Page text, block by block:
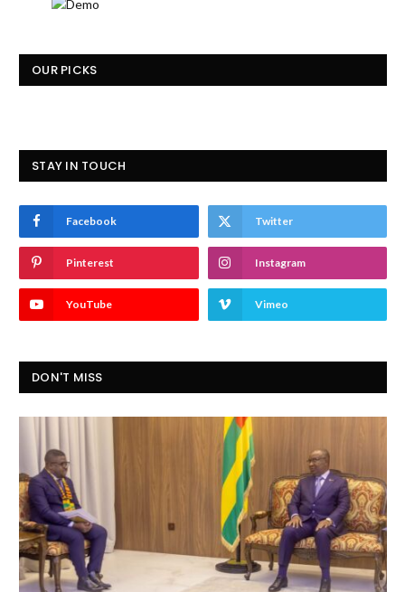
OUR PICKS
STAY IN TOUCH
Facebook Twitter
Pinterest Instagram
YouTube Vimeo
DON'T MISS